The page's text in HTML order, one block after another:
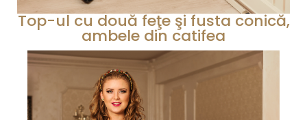
Top-ul cu două feţe şi fusta conică,
ambele din catifea